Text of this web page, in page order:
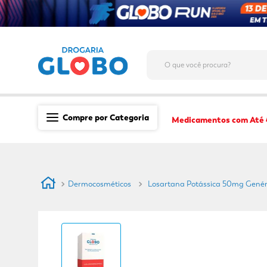
Compre por Categoria
Dermocosméticos
Higiene & Beleza
Conveniência
Medicamentos com Até
Dermocosméticos Losartana Potássica 50mg